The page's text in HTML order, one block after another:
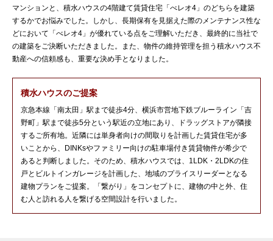
マンションと、積水ハウスの4階建て賃貸住宅「べレオ4」のどちらを建築
するかでお悩みでした。しかし、長期保有を見据えた際のメンテナンス性な
どにおいて「べレオ4」が優れている点をご理解いただき、最終的に当社で
の建築をご決断いただきました。また、物件の維持管理を担う積水ハウス不
動産への信頼感も、重要な決め手となりました。
積水ハウスのご提案
京急本線「南太田」駅まで徒歩4分、横浜市営地下鉄ブルーライン「吉
野町」駅まで徒歩5分という駅近の立地にあり、ドラッグストアが隣接
するご所有地。近隣には単身者向けの間取りを計画した賃貸住宅が多
いことから、DINKsやファミリー向けの駐車場付き賃貸物件が希少で
あると判断しました。そのため、積水ハウスでは、1LDK・2LDKの住
戸とビルトインガレージを計画した、地域のプライスリーダーとなる
建物プランをご提案。「繋がり」をコンセプトに、建物の中と外、住
む人と訪れる人を繋げる空間設計を行いました。